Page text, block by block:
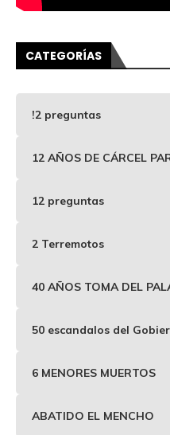
CATEGORÍAS
!2 preguntas
12 AÑOS DE CÁRCEL
12 preguntas
2 Terremotos
40 AÑOS TOMA DEL
50 escandalos del
6 MENORES MUERTOS
ABATIDO EL MENCHO